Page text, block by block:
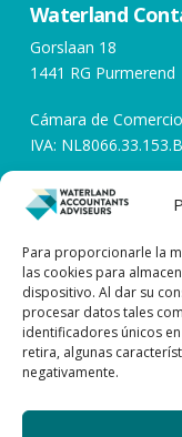
Para proporcionarle la
las cookies para
dispositivo. Al dar su
procesar datos tales
identificadores únicos
retira, algunas
negativamente.
Waterland
Gorslaan 18
1441 RG Purmerend
Cámara de
IVA:
Horarios de
Días laborables de
Póngase en
0299 – 43 45 61
info@watacc.nl